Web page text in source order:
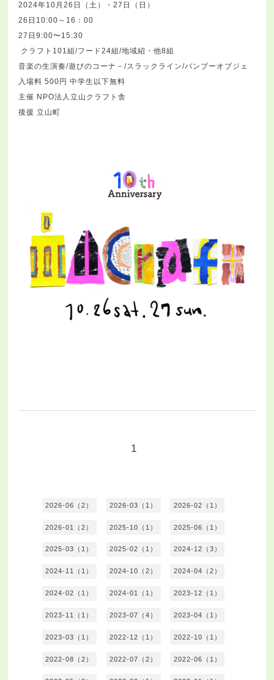
2024年10月26日（土）・27日（日）
26日10:00～16：00
27日9:00〜15:30
クラフト101組/フード24組/地域紹・他8組
音楽の生演奏/遊びのコーナ－/スラックライン/バンブーオブジェ
入場料 500円 中学生以下無料
主催 NPO法人立山クラフト舎
後援 立山町
1
2026-06（2） 2026-03（1） 2026-02（1）
2026-01（2） 2025-10（1） 2025-06（1）
2025-03（1） 2025-02（1） 2024-12（3）
2024-11（1） 2024-10（2） 2024-04（2）
2024-02（1） 2024-01（1） 2023-12（1）
2023-11（1） 2023-07（4） 2023-04（1）
2023-03（1） 2022-12（1） 2022-10（1）
2022-08（2） 2022-07（2） 2022-06（1）